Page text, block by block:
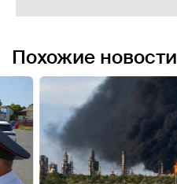
Похожие новости